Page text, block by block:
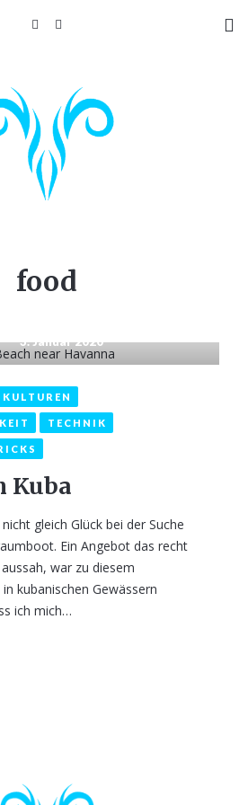
food
3. Januar 2020
KULTUREN
TECHNIK
Kuba
gleich Glück bei der Suche
Ein Angebot das recht
war zu diesem
kubanischen Gewässern
ich mich…